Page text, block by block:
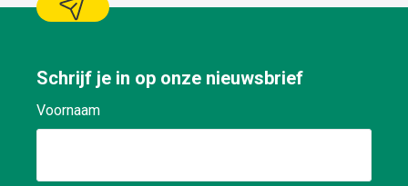
Schrijf je in op onze nieuwsbrief
Voornaam